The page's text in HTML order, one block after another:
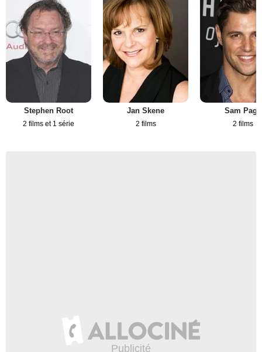
Stephen Root
2 films et 1 série
Jan Skene
2 films
Sam Page
2 films